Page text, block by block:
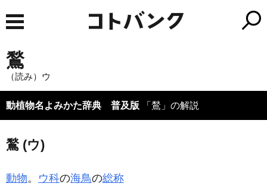
鶖
（読み）ウ
動植物名よみかた辞典 普及版 「鶖」の解説
鶖 (ウ)
動物。 ウ科の海鳥の総称